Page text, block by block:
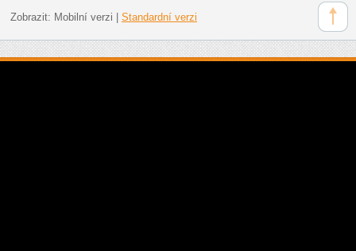
Zobrazit: Mobilní verzi Standardní verzi